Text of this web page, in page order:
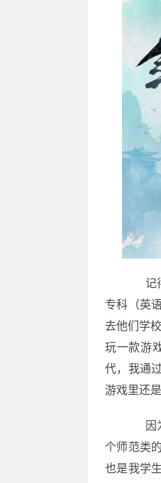
记得
专科（英
去他们学
玩一款游
代，我通
游戏里还
因为
个师范类
也是我学